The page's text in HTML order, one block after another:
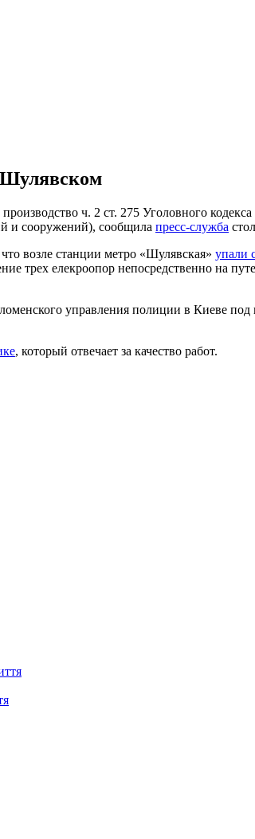
Шулявском
ч. 2 ст. 275 Уголовного
и сооружений), сообщила пресс-служба
возле станции метро «Шулявская» упали
трех елекроопор непосредственно на
управления полиции в Киеве
, который отвечает за качество работ.